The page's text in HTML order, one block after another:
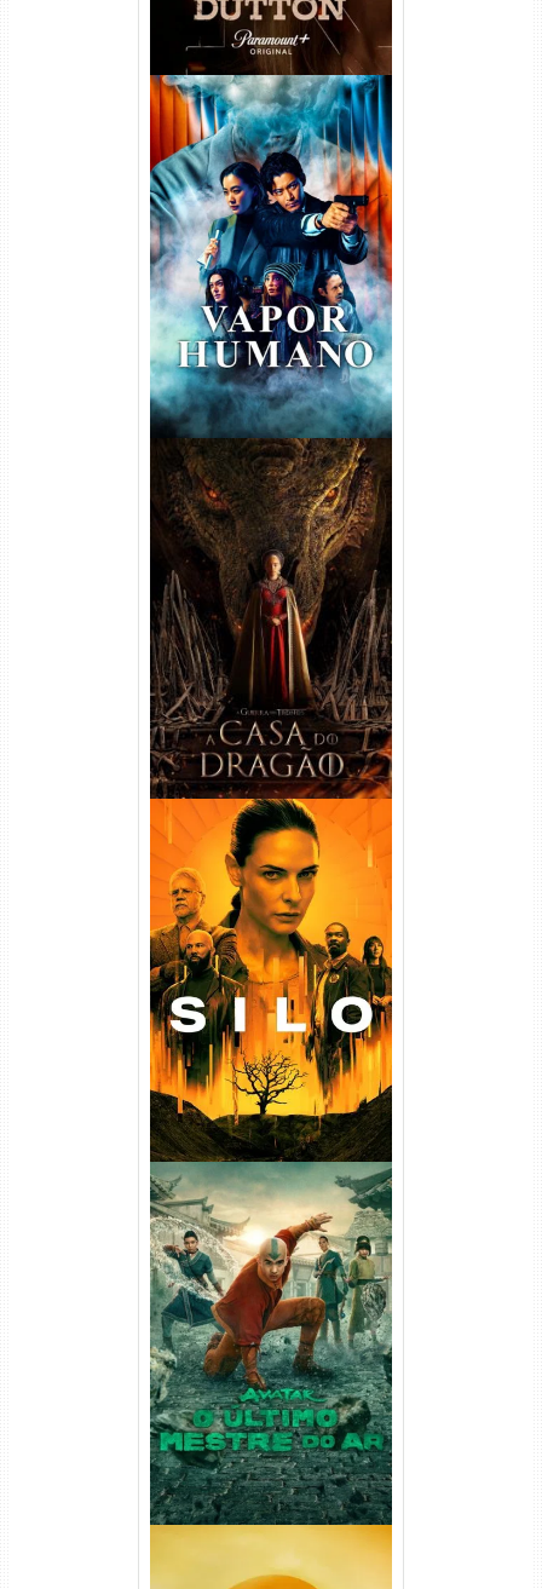
Vapor Humano 1ª Temporada
Torrent (2026) WEB-DL 1080p
Dual Áudio
A Casa do Dragão 1ª
Temporada Torrent (2022)
WEB-DL 720p/1080p Dual
Áudio
Silo 1ª Temporada Torrent
(2023) WEB-DL
720p/1080p/4K Dual Áudio
Avatar: O Último Mestre do
Ar 2ª Temporada Torrent
(2026) WEB-DL 1080p Dual
Áudio